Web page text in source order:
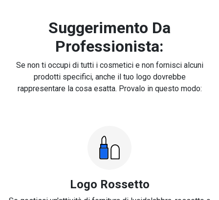
Suggerimento Da
Professionista:
Se non ti occupi di tutti i cosmetici e non fornisci alcuni
prodotti specifici, anche il tuo logo dovrebbe
rappresentare la cosa esatta. Provalo in questo modo:
Logo Rossetto